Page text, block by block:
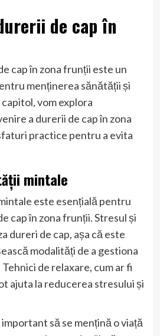
de cap în
cap în zona frunții este un
menținerea sănătății și
vom explora
a durerii de cap în zona
practice pentru a evita
mintale
este esențială pentru
cap în zona frunții. Stresul și
dureri de cap, așa că este
modalități de a gestiona
de relaxare, cum ar fi
ajuta la reducerea stresului și
să se mențină o viață